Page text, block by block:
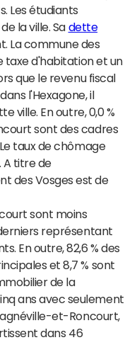
Les étudiants
la ville. Sa dette
La commune des
taxe d'habitation et un
que le revenu fiscal
l'Hexagone, il
ville. En outre, 0,0 %
sont des cadres
taux de chômage
. A titre de
des Vosges est de
sont moins
représentant
En outre, 82,6 % des
et 8,7 % sont
de la
ans avec seulement
et-Roncourt,
dans 46